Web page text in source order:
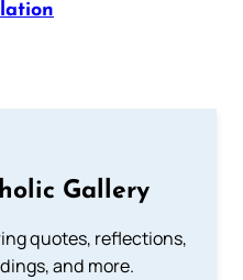
Gallery
quotes, reflections,
and more.